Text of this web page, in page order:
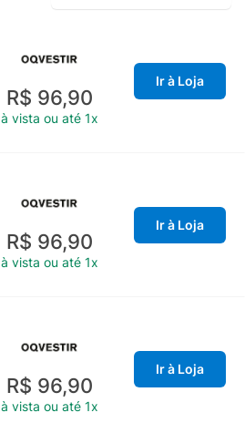
R$ 96,90
à vista ou até 1x
Ir à Loja
R$ 96,90
à vista ou até 1x
Ir à Loja
R$ 96,90
à vista ou até 1x
Ir à Loja